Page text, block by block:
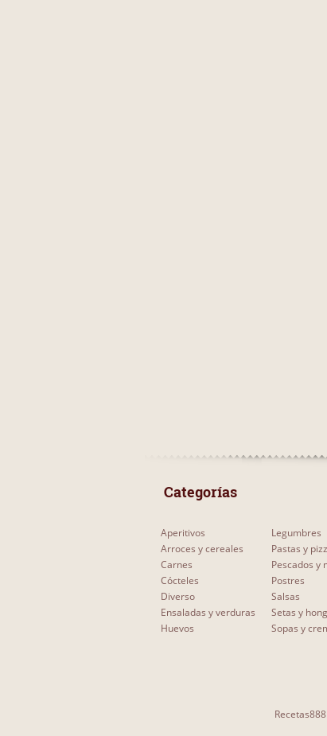
Categorías
Aperitivos
Arroces y cereales
Carnes
Cócteles
Diverso
Ensaladas y verduras
Huevos
Legumbres
Pastas y
Pescados y
Postres
Salsas
Setas y
Sopas y